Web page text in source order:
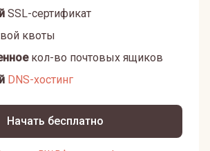
SSL-сертификат
квоты
кол-во почтовых ящиков
DNS-хостинг
Начать бесплатно